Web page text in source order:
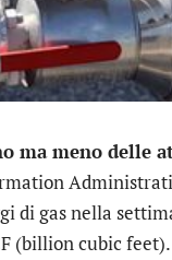
ma meno delle
di gas nella
(billion cubic feet).